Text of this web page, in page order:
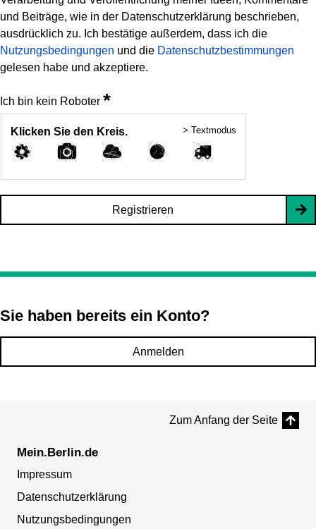
und Beiträge, wie in der Datenschutzerklärung beschrieben,
ausdrücklich zu. Ich bestätige außerdem, dass ich die
Nutzungsbedingungen und die Datenschutzbestimmungen
gelesen habe und akzeptiere.
Ich bin kein Roboter *
Klicken Sie den Kreis. > Textmodus
Registrieren
Sie haben bereits ein Konto?
Anmelden
Zum Anfang der Seite
Mein.Berlin.de
Impressum
Datenschutzerklärung
Nutzungsbedingungen